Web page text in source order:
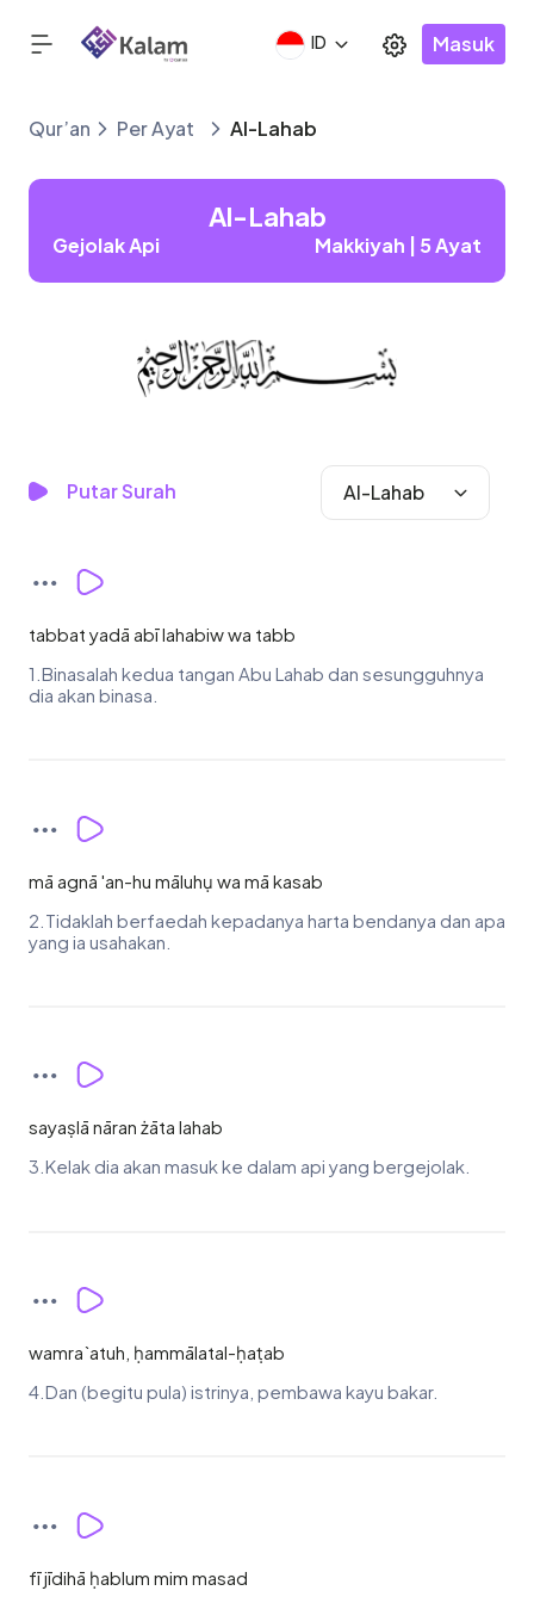
ID Masuk
Qur’an Per Ayat Al-Lahab
Al-Lahab
Gejolak Api Makkiyah | 5 Ayat
Putar Surah Al-Lahab
tabbat yadā abī lahabiw wa tabb
1.Binasalah kedua tangan Abu Lahab dan sesungguhnya
dia akan binasa.
mā agnā 'an-hu māluhụ wa mā kasab
2.Tidaklah berfaedah kepadanya harta bendanya dan apa
yang ia usahakan.
sayaṣlā nāran żāta lahab
3.Kelak dia akan masuk ke dalam api yang bergejolak.
wamra`atuh, ḥammālatal-ḥaṭab
4.Dan (begitu pula) istrinya, pembawa kayu bakar.
fī jīdihā ḥablum mim masad